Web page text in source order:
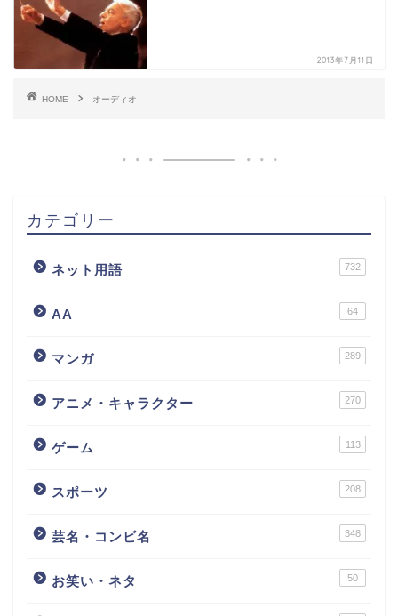
2013年7月11日
HOME オーディオ
カテゴリー
ネット用語 732
AA 64
マンガ 289
アニメ・キャラクター 270
ゲーム 113
スポーツ 208
芸名・コンビ名 348
お笑い・ネタ 50